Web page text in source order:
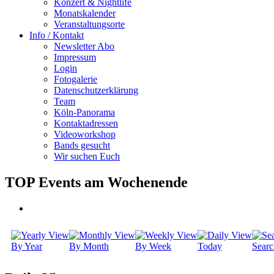
Konzert & Nightlife
Monatskalender
Veranstaltungsorte
Info / Kontakt
Newsletter Abo
Impressum
Login
Fotogalerie
Datenschutzerklärung
Team
Köln-Panorama
Kontaktadressen
Videoworkshop
Bands gesucht
Wir suchen Euch
TOP Events am Wochenende
By Year By Month By Week Today